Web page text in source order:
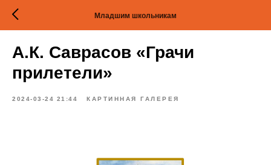
Младшим школьникам
А.К. Саврасов «Грачи
прилетели»
2024-03-24 21:44 КАРТИННАЯ ГАЛЕРЕЯ